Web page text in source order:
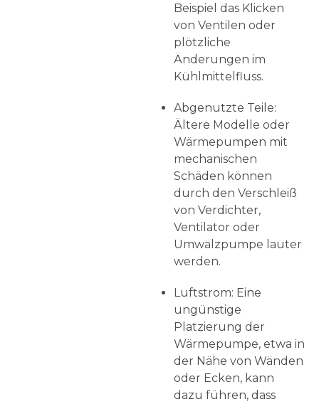
Beispiel das Klicken
von Ventilen oder
plötzliche
Änderungen im
Kühlmittelfluss.
Abgenutzte Teile:
Ältere Modelle oder
Wärmepumpen mit
mechanischen
Schäden können
durch den Verschleiß
von Verdichter,
Ventilator oder
Umwälzpumpe lauter
werden.
Luftstrom: Eine
ungünstige
Platzierung der
Wärmepumpe, etwa in
der Nähe von Wänden
oder Ecken, kann
dazu führen, dass